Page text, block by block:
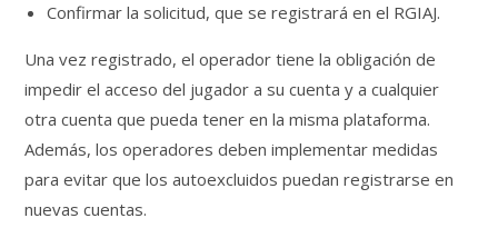
Confirmar la solicitud, que se registrará en el RGIAJ.
Una vez registrado, el operador tiene la obligación de
impedir el acceso del jugador a su cuenta y a cualquier
otra cuenta que pueda tener en la misma plataforma.
Además, los operadores deben implementar medidas
para evitar que los autoexcluidos puedan registrarse en
nuevas cuentas.